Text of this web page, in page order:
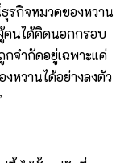
รกิจหมวดของหวาน
คนได้คิดนอกกรอบ
กจำกัดอยู่เฉพาะแค่
หวานได้อย่างลงตัว